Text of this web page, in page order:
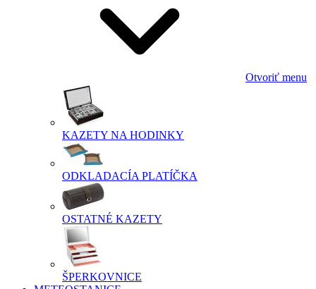
Otvoriť menu
KAZETY NA HODINKY
ODKLADACÍA PLATÍČKA
OSTATNÉ KAZETY
ŠPERKOVNICE